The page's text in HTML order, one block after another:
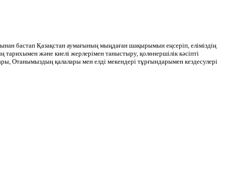
бастап Қазақстан аумағының мыңдаған шақырымын еңсеріп, еліміздің
және киелі жерлерімен таныстыру, қолөнершілік кәсіпті
Отанымыздың қалалары мен елді мекендері тұрғындарымен кездесулері